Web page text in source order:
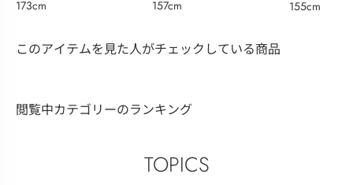
173cm
157cm
155cm
このアイテムを見た人がチェックしている商品
閲覧中カテゴリーのランキング
TOPICS